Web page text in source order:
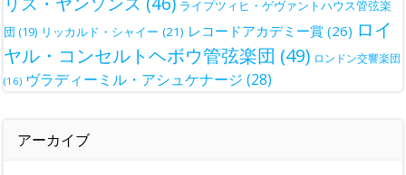
ライプツィヒ・ゲヴァントハウス管弦楽
団 (19) リッカルド・シャイー (21) レコードアカデミー賞 (26) ロイ
ヤル・コンセルトヘボウ管弦楽団 (49) ロンドン交響楽団
(16) ヴラディーミル・アシュケナージ (28)
アーカイブ